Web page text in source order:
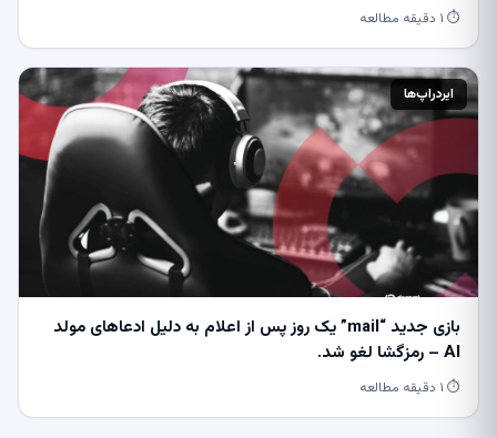
⏱ ۱ دقیقه مطالعه
ایردراپ‌ها
بازی جدید “mail” یک روز پس از اعلام به دلیل ادعاهای مولد
AI – رمزگشا لغو شد.
⏱ ۱ دقیقه مطالعه